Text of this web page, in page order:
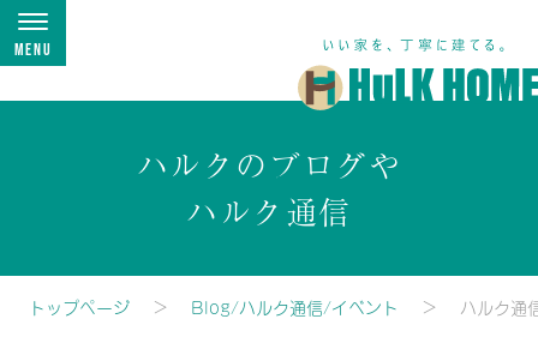
Menu
ハルクのブログや
ハルク通信
トップページ Blog/ハルク通信/イベント ハルク通